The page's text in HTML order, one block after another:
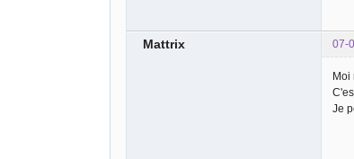
Mattrix 07-
Moi
Je